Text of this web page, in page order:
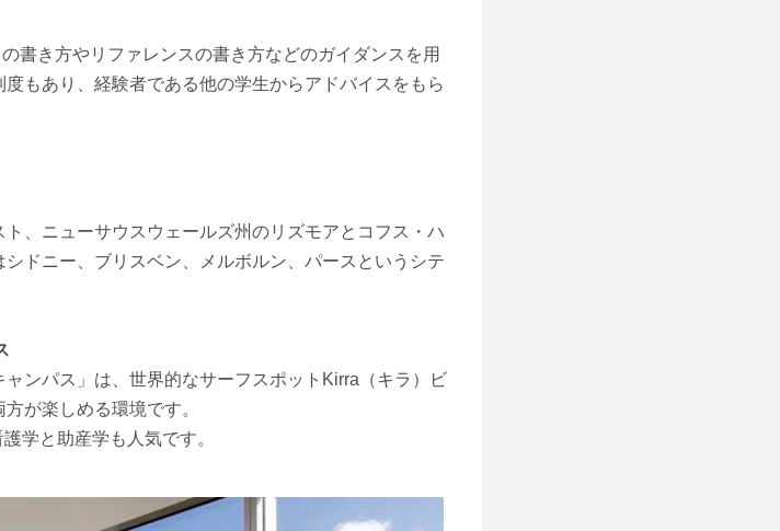
書き方やリファレンスの書き方などのガイダンスを用
もあり、経験者である他の学生からアドバイスをもら
、ニューサウスウェールズ州のリズモアとコフス・ハ
ドニー、ブリスベン、メルボルン、パースというシテ
ンパス」は、世界的なサーフスポットKirra（キラ）ビ
が楽しめる環境です。
学と助産学も人気です。